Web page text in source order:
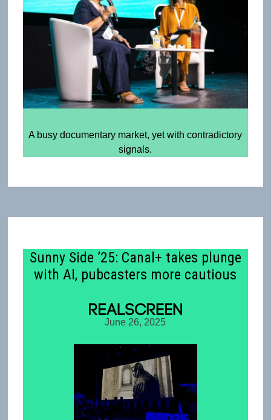
A busy documentary market, yet with contradictory
signals.
Sunny Side ’25: Canal+ takes plunge
with AI, pubcasters more cautious
June 26, 2025